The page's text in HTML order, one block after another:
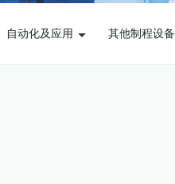
自动化及应用 其他制程设备